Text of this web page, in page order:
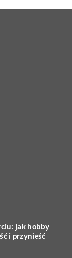
jak hobby
i przynieść